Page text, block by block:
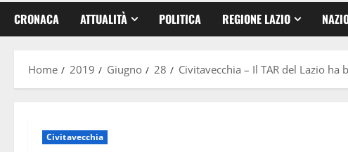
CRONACA ATTUALITÀ POLITICA REGIONE LAZIO
Home 2019 Giugno 28 Civitavecchia – Il TAR del Lazio
Civitavecchia